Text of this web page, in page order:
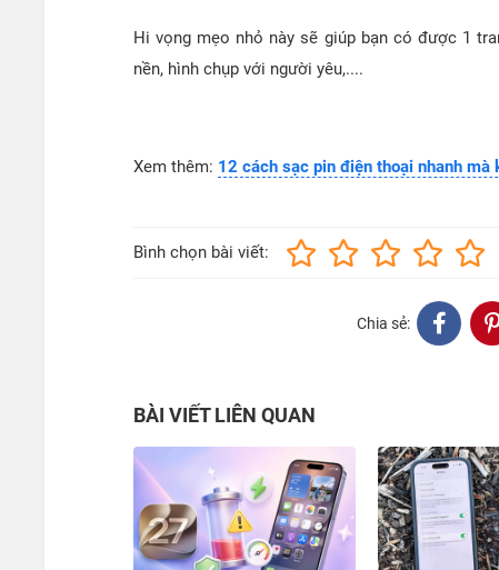
Hi vọng mẹo nhỏ này sẽ giúp bạn có được 1
nền, hình chụp với người yêu,....
Xem thêm: 12 cách sạc pin điện thoại nhanh mà
Bình chọn bài viết:
Chia sẻ:
BÀI VIẾT LIÊN QUAN